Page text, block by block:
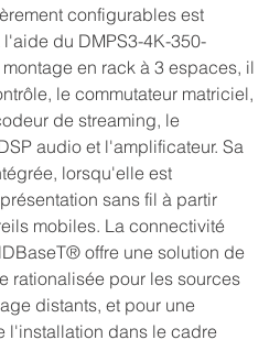
configurables est
du DMPS3-4K-350-
en rack à 3 espaces, il
le commutateur matriciel,
de streaming, le
audio et l'amplificateur. Sa
lorsqu'elle est
sans fil à partir
mobiles. La connectivité
offre une solution de
rationalisée pour les sources
distants, et pour une
l'installation dans le cadre